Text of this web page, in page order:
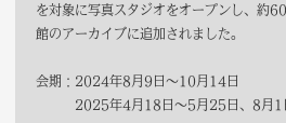
を対象に写真スタジオをオープンし、約
館のアーカイブに追加されました。
会期：2024年8月9日～10月14日
2025年4月18日～5月25日、8月1